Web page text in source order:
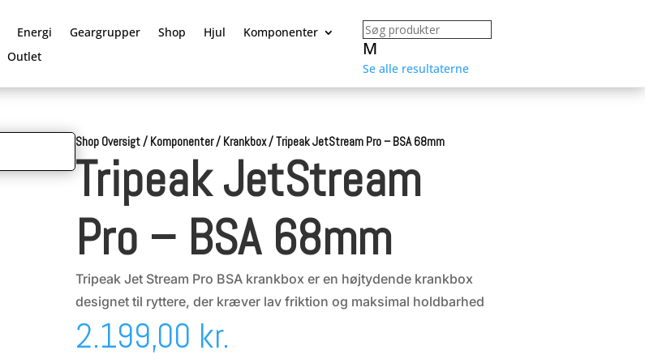
Energi Geargrupper Shop Hjul
Komponenter
Outlet M
Se alle resultaterne
Shop Oversigt / Komponenter/ Krankbox/Tripeak JetStream Pro – BSA 68mm
Tripeak JetStream
Pro – BSA 68mm
Tripeak Jet Stream Pro BSA krankbox er en højtydende krankbox
designet til ryttere, der kræver lav friktion og maksimal holdbarhed
2.199,00 kr.